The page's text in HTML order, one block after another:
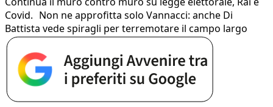
Covid. Non ne approfitta solo Vannacci: anche Di
Battista vede spiragli per terremotare il campo largo